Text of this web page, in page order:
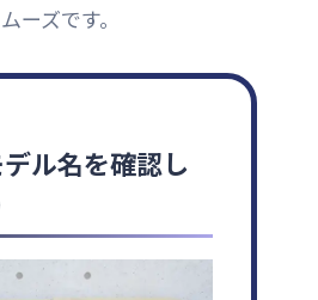
ーズです。
ル名を確認し